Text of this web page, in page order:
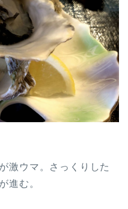
激ウマ。さっくりした
進む。